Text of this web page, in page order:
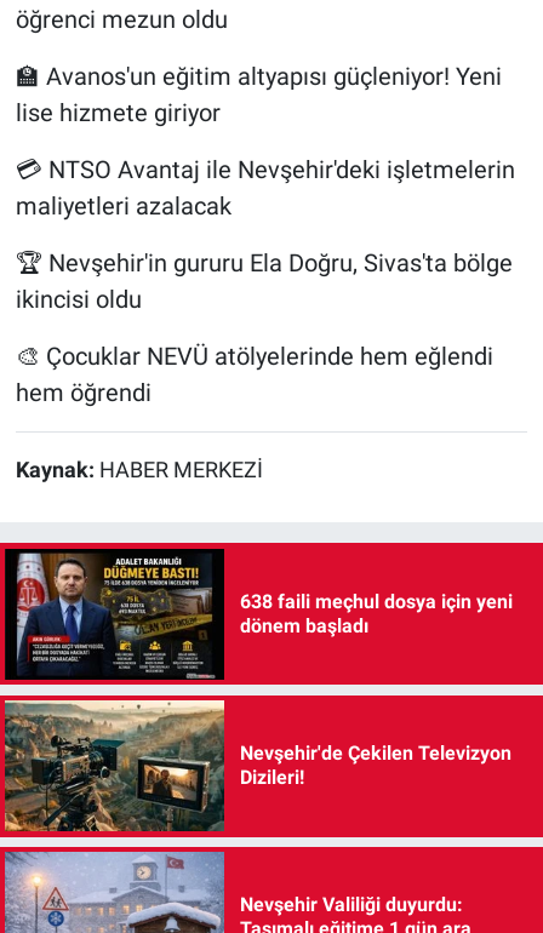
öğrenci mezun oldu
🏫 Avanos'un eğitim altyapısı güçleniyor! Yeni
lise hizmete giriyor
💳 NTSO Avantaj ile Nevşehir'deki işletmelerin
maliyetleri azalacak
🏆 Nevşehir'in gururu Ela Doğru, Sivas'ta bölge
ikincisi oldu
🎨 Çocuklar NEVÜ atölyelerinde hem eğlendi
hem öğrendi
Kaynak: HABER MERKEZİ
638 faili meçhul dosya için yeni
dönem başladı
Nevşehir'de Çekilen Televizyon
Dizileri!
Nevşehir Valiliği duyurdu: